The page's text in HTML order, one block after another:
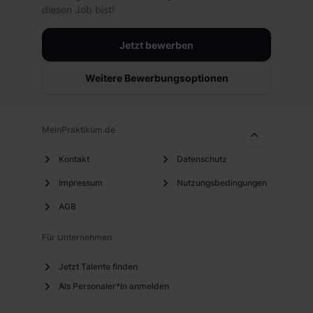
die USA (Art. 49 Abs. 1 S. 1 lit. a) DS-GVO). Die USA
verfügen über kein angemessenes Datenschutzniveau
(EuGH – Schrems II). Du kannst die von dir erteilte
Einwilligung jederzeit mit Wirkung für die Zukunft ganz
oder teilweise über unsere Datenschutzerklärung unter
du durch Klick auf „Details zeigen“. Weitere
diesen Job bist!
Jetzt bewerben
Weitere Bewerbungsoptionen
MeinPraktikum.de
Kontakt
Impressum
AGB
Datenschutz
Nutzungsbedingungen
Für Unternehmen
Jetzt Talente finden
Als Personaler*in anmelden